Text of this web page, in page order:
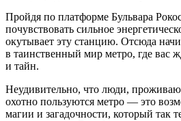
Пройдя по платформе Бульвара
почувствовать сильное
окутывает эту станцию. Отсюда
в таинственный мир метро, где вас
и тайн.
Неудивительно, что люди,
охотно пользуются метро — это
магии и загадочности, который так